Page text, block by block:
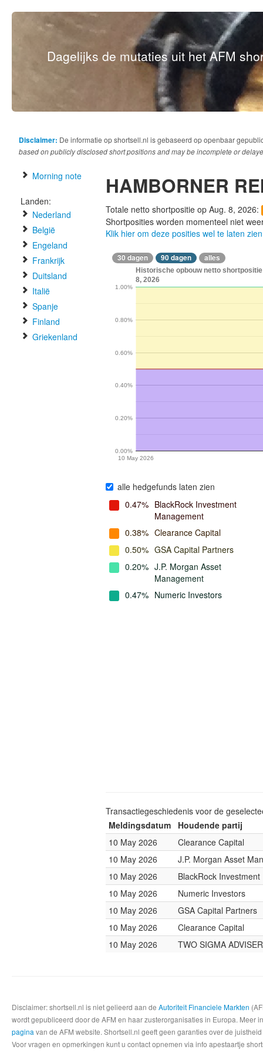
Dagelijks de mutaties uit het AFM
Disclaimer: De informatie op shortsell.nl is gebaseerd op openbaar
based on publicly disclosed short positions and may be incomplete or
Morning note
Landen:
Nederland
België
Engeland
Frankrijk
Duitsland
Italië
Spanje
Finland
Griekenland
HAMBORNER
Totale netto shortpositie op Aug. 8, 2026:
Shortposities worden momenteel niet
Klik hier om deze posities wel te laten zien
30 dagen 90 dagen alles
Historische opbouw netto
8, 2026
10 May 2026
0.00%
0.20%
0.40%
0.60%
0.80%
1.00%
alle hedgefunds laten zien
0.47% BlackRock Investment
Management
0.38% Clearance Capital
0.50% GSA Capital Partners
0.20% J.P. Morgan Asset
Management
0.47% Numeric Investors
Transactiegeschiedenis voor de
Meldingsdatum
Houdende partij
10 May 2026
Clearance Capital
10 May 2026
J.P. Morgan Asset
10 May 2026
BlackRock
10 May 2026
Numeric Investors
10 May 2026
GSA Capital Partners
10 May 2026
Clearance Capital
10 May 2026
TWO SIGMA
Disclaimer: shortsell.nl is niet gelieerd aan de Autoriteit Financiele Markten
wordt gepubliceerd door de AFM en haar zusterorganisaties in Europa.
pagina van de AFM website. Shortsell.nl geeft geen garanties over de
Voor vragen en opmerkingen kunt u contact opnemen via info apestaartje